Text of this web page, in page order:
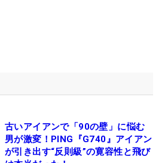
古いアイアンで「90の壁」に悩む
男が激変！PING『G740』アイアン
が引き出す“反則級”の寛容性と飛び